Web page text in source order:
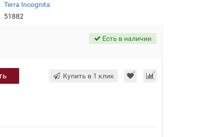
Terra Incognita
51882
Есть в наличии
Купить в 1 клик